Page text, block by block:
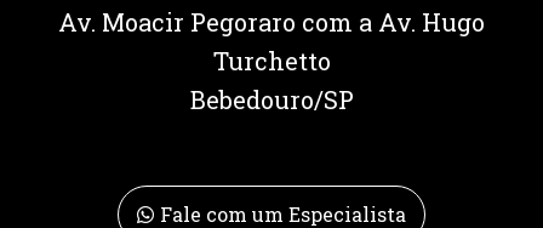
Av. Moacir Pegoraro com a Av. Hugo
Turchetto
Bebedouro/SP
Fale com um Especialista